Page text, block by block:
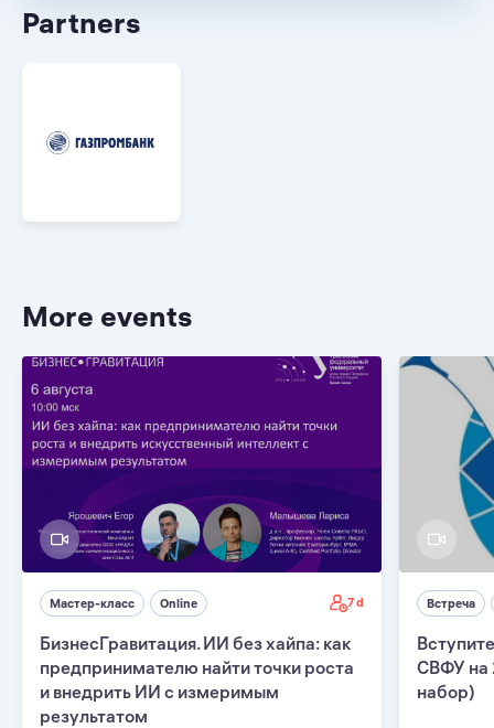
Partners
More events
Мастер-класс Online 7 d
БизнесГравитация. ИИ без хайпа: как
предпринимателю найти точки роста
и внедрить ИИ с измеримым
результатом
Встреча
СВФУ на
набор)